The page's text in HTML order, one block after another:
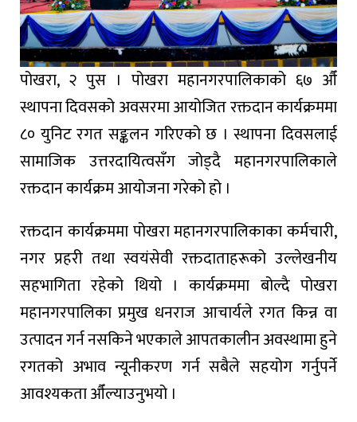
पोखरा, २ पुस । पोखरा महानगरपालिकाको ६७ औँ
स्थापना दिवसको अवसरमा आयोजित रक्तदान कार्यक्रममा
८० युनिट रगत सङ्कलन गरिएको छ । स्थापना दिवसलाई
सामाजिक उत्तरदायित्वसँग जोड्दै महानगरपालिकाले
रक्तदान कार्यक्रम आयोजना गरेको हो ।
रक्तदान कार्यक्रममा पोखरा महानगरपालिकाका कर्मचारी,
नगर प्रहरी तथा स्वयंसेवी रक्तदाताहरूको उल्लेखनीय
सहभागिता रहेको थियो । कार्यक्रममा बोल्दै पोखरा
महानगरपालिका प्रमुख धनराज आचार्यले रगत किन्न वा
उत्पादन गर्न नसकिने भएकाले आपतकालीन अवस्थामा हुने
रगतको अभाव न्यूनीकरण गर्न सबैले सहयोग गर्नुपर्ने
आवश्यकता औँल्याउनुभयो ।